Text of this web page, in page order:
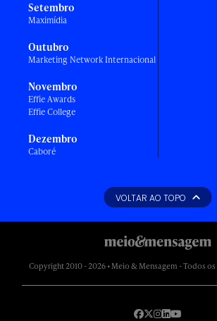
Setembro
Maximídia
Outubro
Marketing Network Internacional
Novembro
Effie Awards
Effie College
Dezembro
Caboré
VOLTAR AO TOPO
Copyright 2010 - 2026 • Meio & Mensagem - Todos